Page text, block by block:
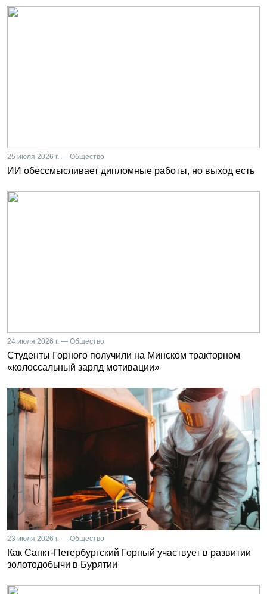
25 июля 2026 г. — Общество
ИИ обессмысливает дипломные работы, но выход есть
24 июля 2026 г. — Общество
Студенты Горного получили на Минском тракторном
«колоссальный заряд мотивации»
23 июля 2026 г. — Общество
Как Санкт-Петербургский Горный участвует в развитии
золотодобычи в Бурятии